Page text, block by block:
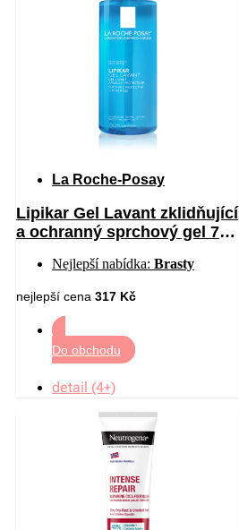
La Roche-Posay
Lipikar Gel Lavant zklidňující
a ochranný sprchový gel 750
Nejlepší nabídka: Brasty
nejlepší cena 317 Kč
Do obchodu
detail (4+)